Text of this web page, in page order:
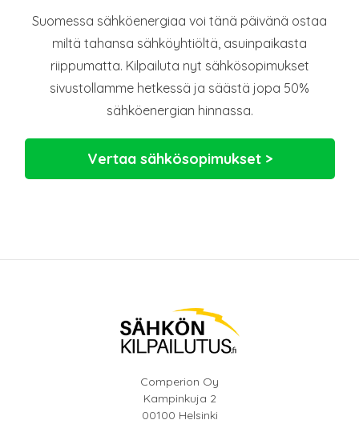
Suomessa sähköenergiaa voi tänä päivänä ostaa
miltä tahansa sähköyhtiöltä, asuinpaikasta
riippumatta. Kilpailuta nyt sähkösopimukset
sivustollamme hetkessä ja säästä jopa 50%
sähköenergian hinnassa.
Vertaa sähkösopimukset >
Comperion Oy
Kampinkuja 2
00100 Helsinki